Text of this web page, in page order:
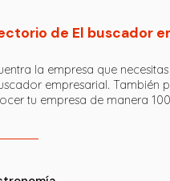
de El buscador
la empresa que
empresarial. También
tu empresa de manera